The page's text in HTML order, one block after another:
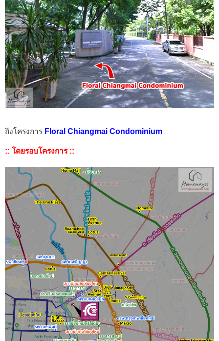
ถึงโครงการ Floral Chiangmai Condominium
:: โดยรอบโครงการ ::